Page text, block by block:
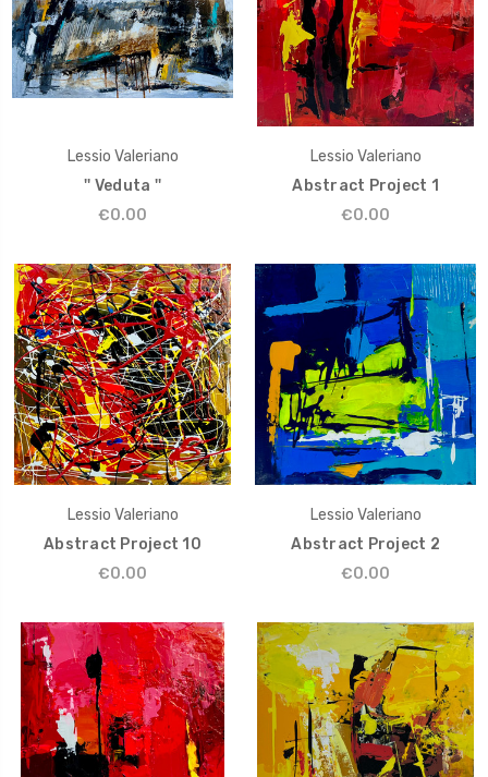
Lessio Valeriano
'' Veduta ''
€0.00
Lessio Valeriano
Abstract Project 1
€0.00
Lessio Valeriano
Abstract Project 10
€0.00
Lessio Valeriano
Abstract Project 2
€0.00